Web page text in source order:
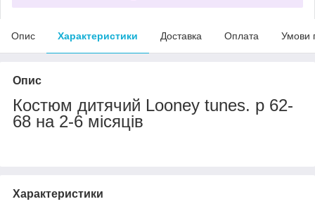
Опис Характеристики Доставка Оплата Умови
Опис
Костюм дитячий Looney tunes. р 62-
68 на 2-6 місяців
Характеристики